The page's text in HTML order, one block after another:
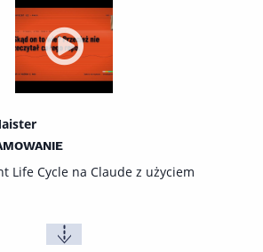
Life Cycle na Claude z użyciem